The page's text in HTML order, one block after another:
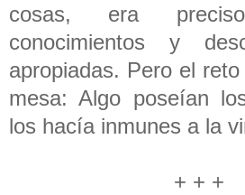
cosas, era
conocimientos y
apropiadas. Pero el
mesa: Algo poseían
los hacía inmunes a la
+ + +